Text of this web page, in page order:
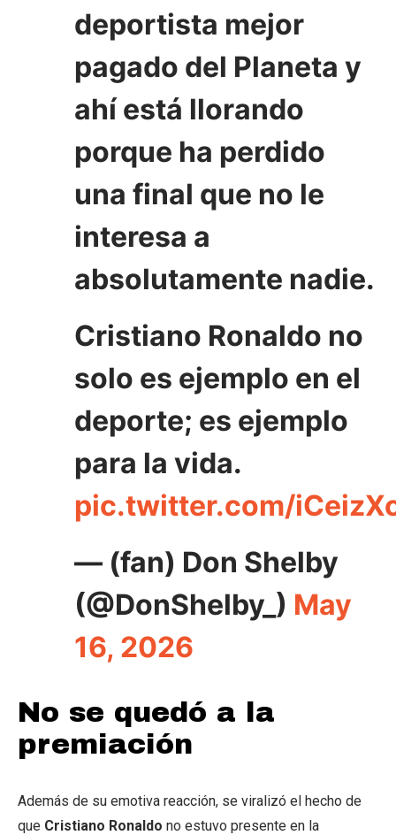
deportista mejor
pagado del Planeta y
ahí está llorando
porque ha perdido
una final que no le
interesa a
absolutamente nadie.
Cristiano Ronaldo no
solo es ejemplo en el
deporte; es ejemplo
para la vida.
pic.twitter.com/
— (fan) Don Shelby
(@DonShelby_) May
16, 2026
No se quedó a la
premiación
Además de su emotiva reacción, se viralizó el hecho de
que Cristiano Ronaldo no estuvo presente en la